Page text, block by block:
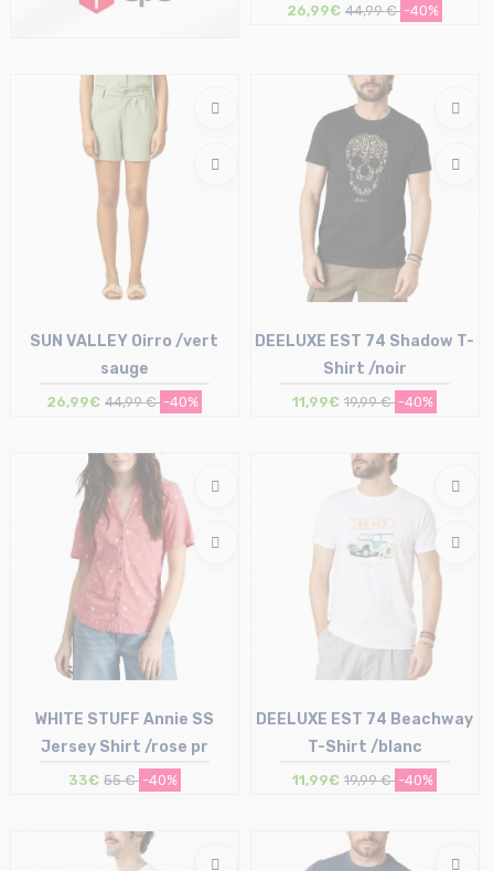
XS | S | M
26,99€ 44,99 € -40%
XS | M
SUN VALLEY Oirro /vert
sauge
26,99€ 44,99 € -40%
S | L
DEELUXE EST 74 Shadow T-
Shirt /noir
11,99€ 19,99 € -40%
36 (UK 8)
WHITE STUFF Annie SS
Jersey Shirt /rose pr
33€ 55 € -40%
S | XL | XXL
DEELUXE EST 74 Beachway
T-Shirt /blanc
11,99€ 19,99 € -40%